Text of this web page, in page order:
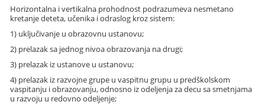
Horizontalna i vertikalna prohodnost podrazumeva nesmetano
kretanje deteta, učenika i odraslog kroz sistem:
1) uključivanje u obrazovnu ustanovu;
2) prelazak sa jednog nivoa obrazovanja na drugi;
3) prelazak iz ustanove u ustanovu;
4) prelazak iz razvojne grupe u vaspitnu grupu u predškolskom
vaspitanju i obrazovanju, odnosno iz odeljenja za decu sa smetnjama
u razvoju u redovno odeljenje;